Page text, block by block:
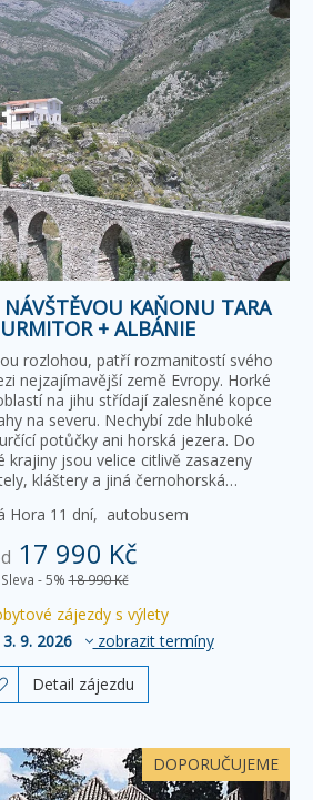
NÁVŠTĚVOU KAŇONU TARA
+ ALBÁNIE
rozlohou, patří rozmanitostí svého
nejzajímavější země Evropy. Horké
na jihu střídají zalesněné kopce
na severu. Nechybí zde hluboké
potůčky ani horská jezera. Do
krajiny jsou velice citlivě zasazeny
kláštery a jiná černohorská…
Hora 11 dní, autobusem
17 990 Kč
Sleva - 5% 18 990 Kč
zájezdy s výlety
3. 9. 2026 zobrazit termíny
Detail zájezdu
DOPORUČUJEME